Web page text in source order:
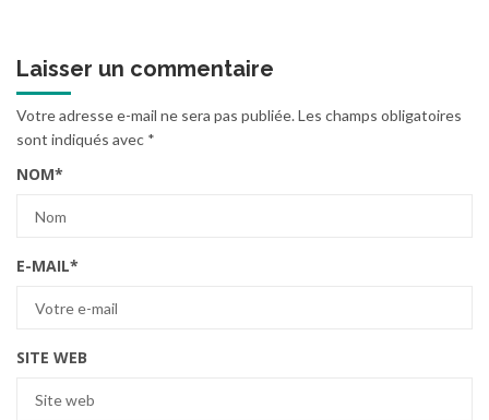
Laisser un commentaire
Votre adresse e-mail ne sera pas publiée.Les champs obligatoires
sont indiqués avec *
NOM*
E-MAIL*
SITE WEB